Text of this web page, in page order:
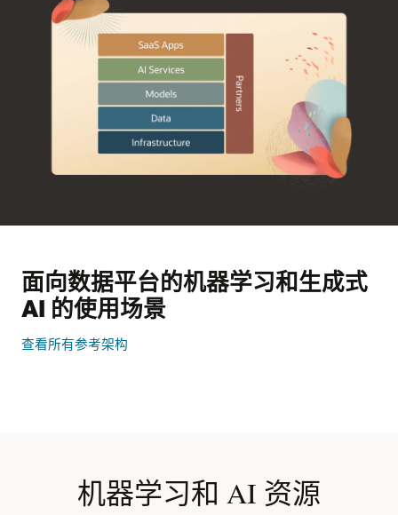
面向数据平台的机器学习和生成式
AI 的使用场景
查看所有参考架构
机器学习和 AI 资源